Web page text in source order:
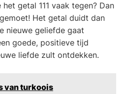
getal 111 vaak tegen? Dan
Het getal duidt dan
nieuwe geliefde gaat
goede, positieve tijd
liefde zult ontdekken.
van turkoois